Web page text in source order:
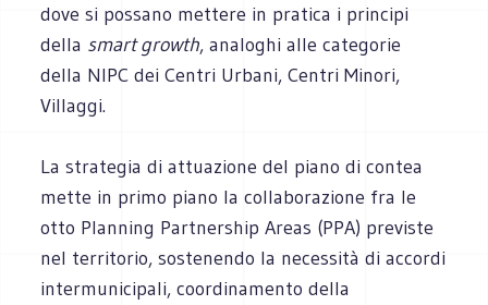
dove si possano mettere in pratica i principi
della smart growth, analoghi alle categorie
della NIPC dei Centri Urbani, Centri Minori,
Villaggi.
La strategia di attuazione del piano di contea
mette in primo piano la collaborazione fra le
otto Planning Partnership Areas (PPA) previste
nel territorio, sostenendo la necessità di accordi
intermunicipali, coordinamento della